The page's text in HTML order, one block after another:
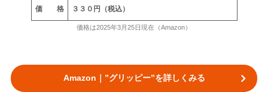
価 格 ３３０円（税込）
価格は2025年3月25日現在（Amazon）
Amazon｜”グリッピー”を詳しくみる